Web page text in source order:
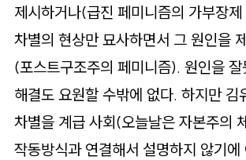
제시하거나(급진 페미니즘의 가부장
차별의 현상만 묘사하면서 그 원인을
(포스트구조주의 페미니즘). 원인을
해결도 요원할 수밖에 없다. 하지만 김
차별을 계급 사회(오늘날은 자본주의
작동방식과 연결해서 설명하지 않기에